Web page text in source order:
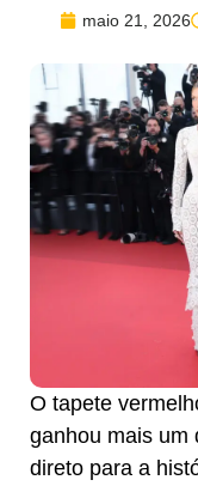
maio 21, 2026
O tapete
ganhou mais um
direto para a